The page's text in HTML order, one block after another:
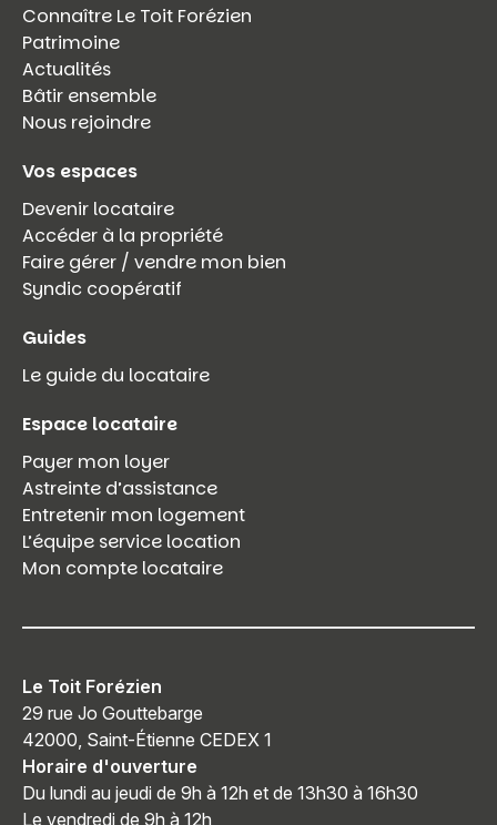
Connaître Le Toit Forézien
Patrimoine
Actualités
Bâtir ensemble
Nous rejoindre
Vos espaces
Devenir locataire
Accéder à la propriété
Faire gérer / vendre mon bien
Syndic coopératif
Guides
Le guide du locataire
Espace locataire
Payer mon loyer
Astreinte d’assistance
Entretenir mon logement
L’équipe service location
Mon compte locataire
Le Toit Forézien
29 rue Jo Gouttebarge
42000, Saint-Étienne CEDEX 1
Horaire d'ouverture
Du lundi au jeudi de 9h à 12h et de 13h30 à 16h30
Le vendredi de 9h à 12h